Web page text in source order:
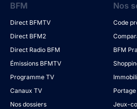
BFM
Direct BFMTV
Direct BFM2
Direct Radio BFM
Émissions BFMTV
Programme TV
Canaux TV
Nos dossiers
Nos
Code
BFM
Jeux-